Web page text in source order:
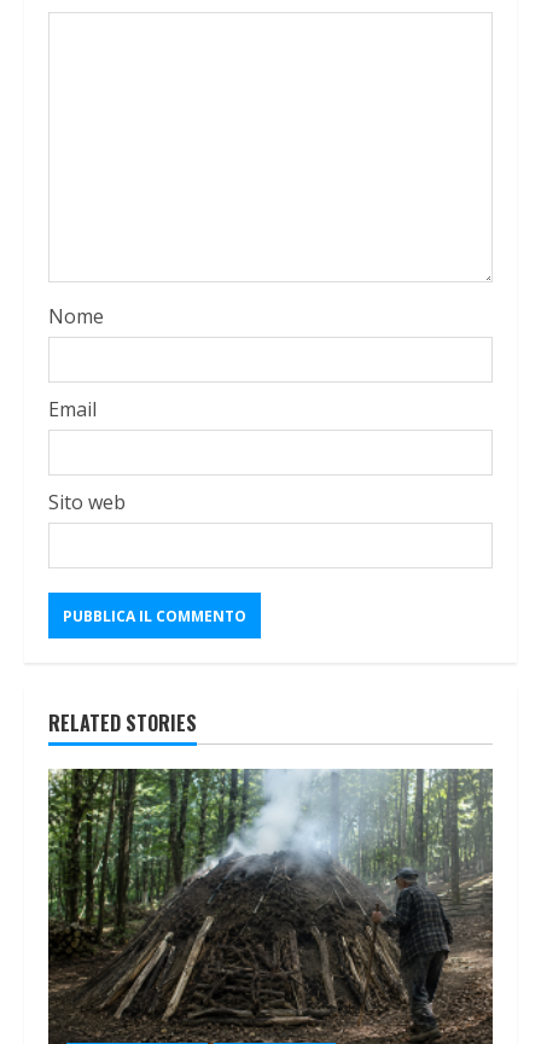
Nome
Email
Sito web
RELATED STORIES